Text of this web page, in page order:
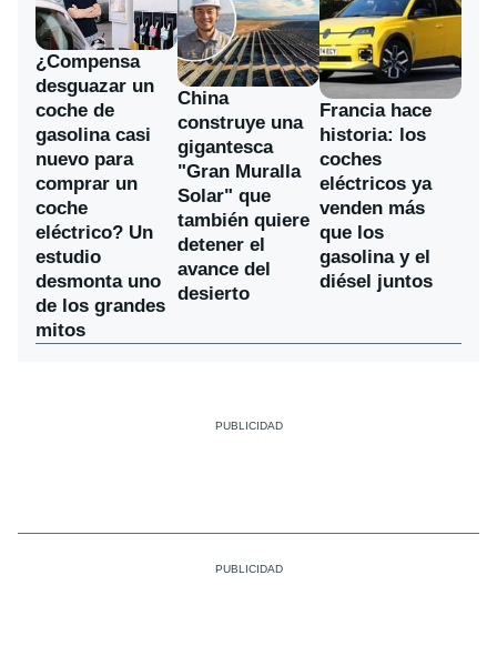
¿Compensa
desguazar un
coche de
gasolina casi
nuevo para
comprar un
coche
eléctrico? Un
estudio
desmonta uno
de los grandes
mitos
China
construye una
gigantesca
"Gran Muralla
Solar" que
también quiere
detener el
avance del
desierto
Francia hace
historia: los
coches
eléctricos ya
venden más
que los
gasolina y el
diésel juntos